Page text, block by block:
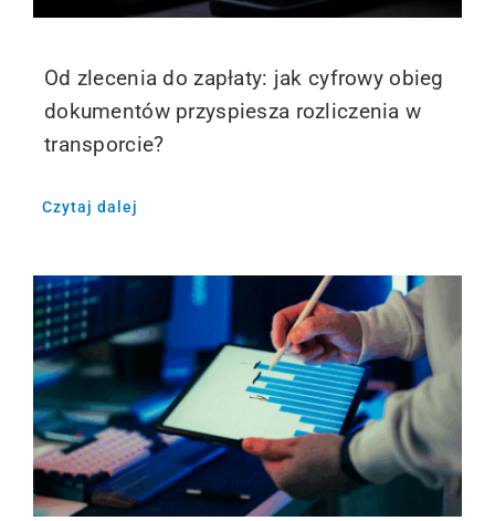
Od zlecenia do zapłaty: jak cyfrowy obieg
dokumentów przyspiesza rozliczenia w
transporcie?
Czytaj dalej